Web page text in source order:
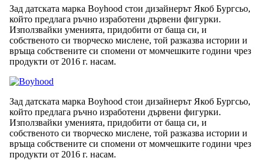
Зад датската марка Boyhood стои дизайнерът Якоб Бургсьо,
който предлага ръчно изработени дървени фигурки.
Използвайки уменията, придобити от баща си, и
собственото си творческо мислене, той разказва истории и
връща собствените си спомени от момчешките години чрез
продукти от 2016 г. насам.
Зад датската марка Boyhood стои дизайнерът Якоб Бургсьо,
който предлага ръчно изработени дървени фигурки.
Използвайки уменията, придобити от баща си, и
собственото си творческо мислене, той разказва истории и
връща собствените си спомени от момчешките години чрез
продукти от 2016 г. насам.